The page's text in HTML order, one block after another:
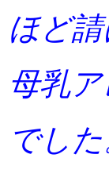
ほど
母乳
でし